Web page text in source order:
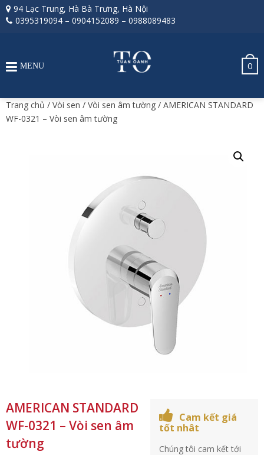
94 Lạc Trung, Hà Bà Trưng, Hà Nội
0395319094 – 0904152089 – 0988089483
0
MENU
Trang chủ / Vòi sen / Vòi sen âm tường / AMERICAN STANDARD
WF-0321 – Vòi sen âm tường
AMERICAN STANDARD
WF-0321 – Vòi sen âm
tường
Cam kết giá
tốt nhât
Chúng tôi cam kết tới